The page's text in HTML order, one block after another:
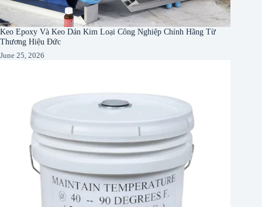
Keo Epoxy Và Keo Dán Kim Loại Công Nghiệp Chính Hãng Từ
Thương Hiệu Đức
June 25, 2026